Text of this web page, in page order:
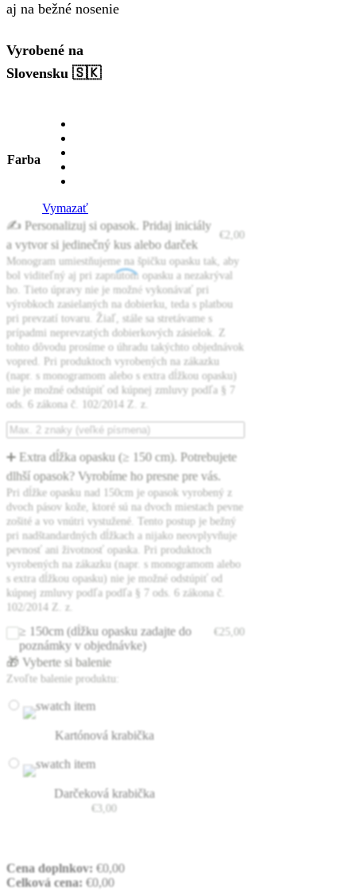
aj na bežné nosenie
Vyrobené na
Slovensku 🇸🇰
Farba
Vymazať
✍️ Personalizuj si opasok. Pridaj iniciály
a vytvor si jedinečný kus alebo darček
€ 2,00
Monogram umiestňujeme na špičku opasku tak, aby
bol viditeľný aj pri zapnutom opasku a nezakrýval
ho. Tieto úpravy nie je možné vykonávať pri
výrobkoch zasielaných na dobierku, teda s platbou
pri prevzatí tovaru. Žiaľ, stále sa stretávame s
prípadmi neprevzatých dobierkových zásielok. Z
tohto dôvodu prosíme o úhradu takýchto objednávok
vopred. Pri produktoch vyrobených na zákazku
(napr. s monogramom alebo s extra dĺžkou opasku)
nie je možné odstúpiť od kúpnej zmluvy podľa § 7
ods. 6 zákona č. 102/2014 Z. z.
➕ Extra dĺžka opasku (≥ 150 cm). Potrebujete
dlhší opasok? Vyrobíme ho presne pre vás.
Pri dĺžke opasku nad 150cm je opasok vyrobený z
dvoch pásov kože, ktoré sú na dvoch miestach pevne
zošité a vo vnútri vystužené. Tento postup je bežný
pri nadštandardných dĺžkach a nijako neovplyvňuje
pevnosť ani životnosť opaska. Pri produktoch
vyrobených na zákazku (napr. s monogramom alebo
s extra dĺžkou opasku) nie je možné odstúpiť od
kúpnej zmluvy podľa podľa § 7 ods. 6 zákona č.
102/2014 Z. z.
≥ 150cm (dĺžku opasku zadajte do
poznámky v objednávke)
€ 25,00
🎁 Vyberte si balenie
Zvoľte balenie produktu:
Kartónová krabička
Darčeková krabička
€ 3,00
Cena doplnkov: €0,00
Celková cena: €0,00